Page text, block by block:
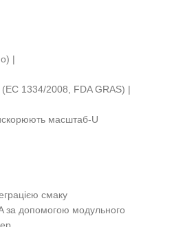
|
1334/2008, FDA GRAS) |
масштаб-U
смаку
за допомогою модульного